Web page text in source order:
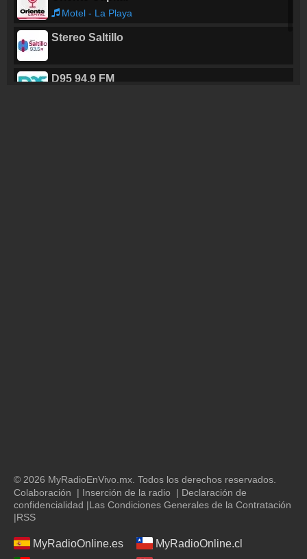
Motel - La Playa
Stereo Saltillo
D95 94.9 FM
© 2026 MyRadioEnVivo.mx. Todos los derechos reservados.
Colaboración | Inserción de la radio | Declaración de
confidencialidad |Las Condiciones Generales de la Contratación
|RSS
MyRadioOnline.es
MyRadioOnline.cl